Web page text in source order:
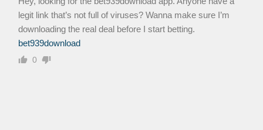
legit link that’s not full of viruses? Wanna make sure I’m
downloading the real deal before I start betting.
bet939download
0